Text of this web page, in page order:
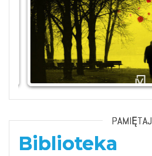
PAMIĘTAJ
Biblioteka